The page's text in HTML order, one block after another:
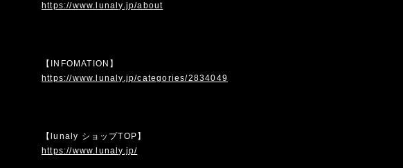
https://www.lunaly.jp/about
【INFOMATION】
https://www.lunaly.jp/categories/2834049
【lunaly ショップTOP】
https://www.lunaly.jp/